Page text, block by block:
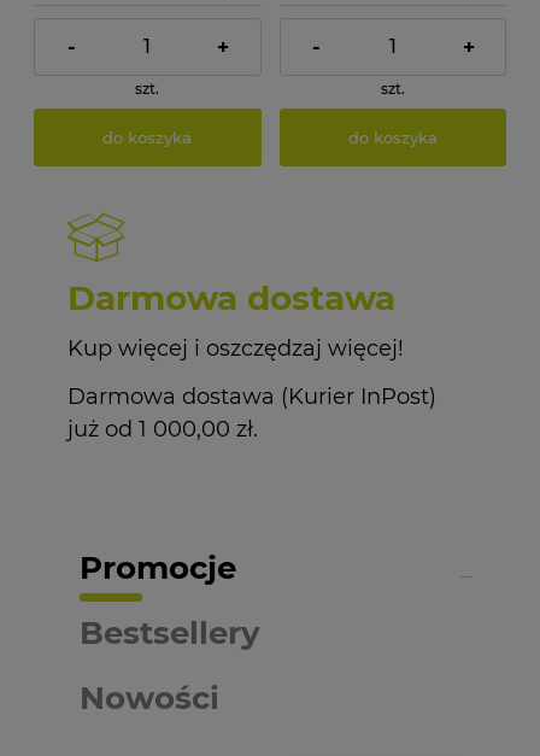
- +
szt.
do koszyka
- +
szt.
do koszyka
Darmowa dostawa
Kup więcej i oszczędzaj więcej!
Darmowa dostawa (Kurier InPost)
już od 1 000,00 zł.
Promocje
Nowości
Bestsellery